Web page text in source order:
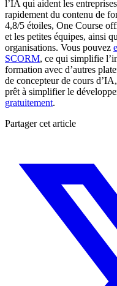
l’IA qui aident les
rapidement du contenu de
4,8/5 étoiles, One Course
et les petites équipes, ainsi
organisations. Vous pouvez
SCORM, ce qui simplifie
formation avec d’autres
de concepteur de cours
prêt à simplifier le
gratuitement.
Partager cet article